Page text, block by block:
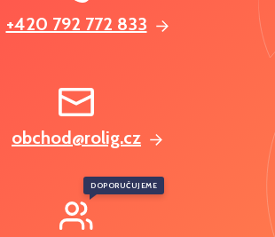
+420 792 772 833
obchod@rolig.cz
DOPORUČUJEME